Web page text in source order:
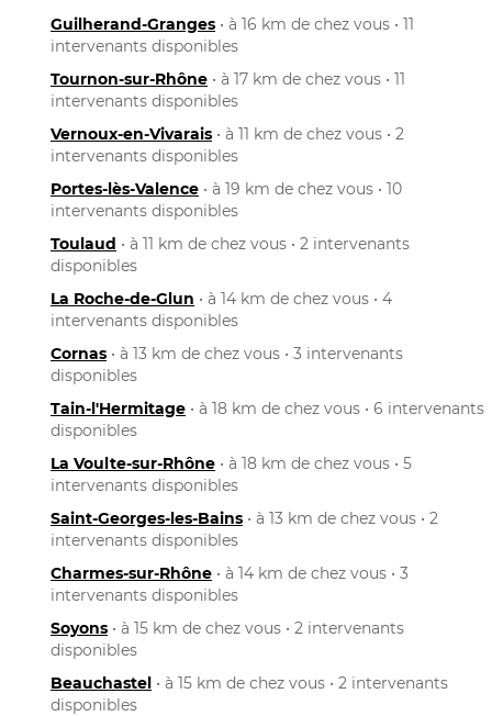
Guilherand-Granges • à 16 km de chez vous • 11
intervenants disponibles
Tournon-sur-Rhône • à 17 km de chez vous • 11
intervenants disponibles
Vernoux-en-Vivarais • à 11 km de chez vous • 2
intervenants disponibles
Portes-lès-Valence • à 19 km de chez vous • 10
intervenants disponibles
Toulaud • à 11 km de chez vous • 2 intervenants
disponibles
La Roche-de-Glun • à 14 km de chez vous • 4
intervenants disponibles
Cornas • à 13 km de chez vous • 3 intervenants
disponibles
Tain-l'Hermitage • à 18 km de chez vous • 6 intervenants
disponibles
La Voulte-sur-Rhône • à 18 km de chez vous • 5
intervenants disponibles
Saint-Georges-les-Bains • à 13 km de chez vous • 2
intervenants disponibles
Charmes-sur-Rhône • à 14 km de chez vous • 3
intervenants disponibles
Soyons • à 15 km de chez vous • 2 intervenants
disponibles
Beauchastel • à 15 km de chez vous • 2 intervenants
disponibles